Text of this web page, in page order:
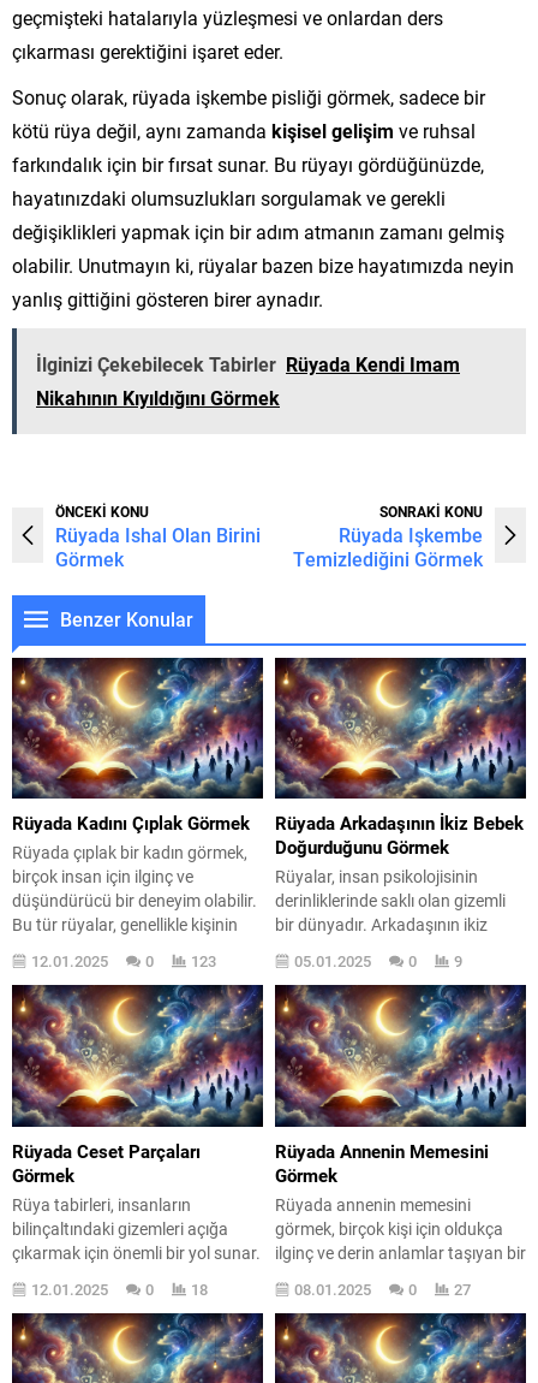
geçmişteki hatalarıyla yüzleşmesi ve onlardan ders
çıkarması gerektiğini işaret eder.
Sonuç olarak, rüyada işkembe pisliği görmek, sadece bir
kötü rüya değil, aynı zamanda kişisel gelişim ve ruhsal
farkındalık için bir fırsat sunar. Bu rüyayı gördüğünüzde,
hayatınızdaki olumsuzlukları sorgulamak ve gerekli
değişiklikleri yapmak için bir adım atmanın zamanı gelmiş
olabilir. Unutmayın ki, rüyalar bazen bize hayatımızda neyin
yanlış gittiğini gösteren birer aynadır.
İlginizi Çekebilecek Tabirler Rüyada Kendi Imam
Nikahının Kıyıldığını Görmek
ÖNCEKİ KONU
Rüyada Ishal Olan Birini
Görmek
SONRAKİ KONU
Rüyada Işkembe
Temizlediğini Görmek
Benzer Konular
Rüyada Kadını Çıplak Görmek
Rüyada çıplak bir kadın görmek,
birçok insan için ilginç ve
düşündürücü bir deneyim olabilir.
Bu tür rüyalar, genellikle kişinin
içsel dünyasıyla ilgili derin
anlamlar taşır. Rüyalar,
bilinçaltımızın bize gönderdiği
mesajlar gibidir ve çıplaklık
sembolü, özgürlük, savunmasızlık
ve cinsellik gibi temalarla
bağlantılıdır. Peki, bu rüyayı
gördüğünüzde ne hissettiniz?
Korku mu, heyecan...
12.01.2025 0 123
Rüyada Arkadaşının İkiz Bebek
Doğurduğunu Görmek
Rüyalar, insan psikolojisinin
derinliklerinde saklı olan gizemli
bir dünyadır. Arkadaşının ikiz
bebek doğurduğunu görmek,
birçok farklı anlam ve sembol
barındırır. Bu tür rüyalar, kişinin
yaşamındaki değişimlerin, yeni
başlangıçların ve fırsatların
habercisi olabilir. Rüya gören
kişinin, arkadaşının bu durumu
üzerinden kendi duygusal
durumunu ve sosyal ilişkilerini
sorgulaması oldukça yaygındır.
Peki, bu...
05.01.2025 0 9
Rüyada Ceset Parçaları
Görmek
Rüya tabirleri, insanların
bilinçaltındaki gizemleri açığa
çıkarmak için önemli bir yol sunar.
, birçok kişi için rahatsız edici bir
deneyim olabilir. Peki, bu tür bir
rüya neden görülür? Rüyalar,
sadece uyku sırasında yaşanan
hayaller değil, aynı zamanda ruh
12.01.2025 0 18
Rüyada Annenin Memesini
Görmek
Rüyada annenin memesini
görmek, birçok kişi için oldukça
ilginç ve derin anlamlar taşıyan bir
deneyimdir. Bu rüya, bireyin
duygusal durumu ve
bilinçaltındaki düşüncelerle
doğrudan bağlantılıdır. Annenin
memesinin rüyalardaki yeri,
08.01.2025 0 27